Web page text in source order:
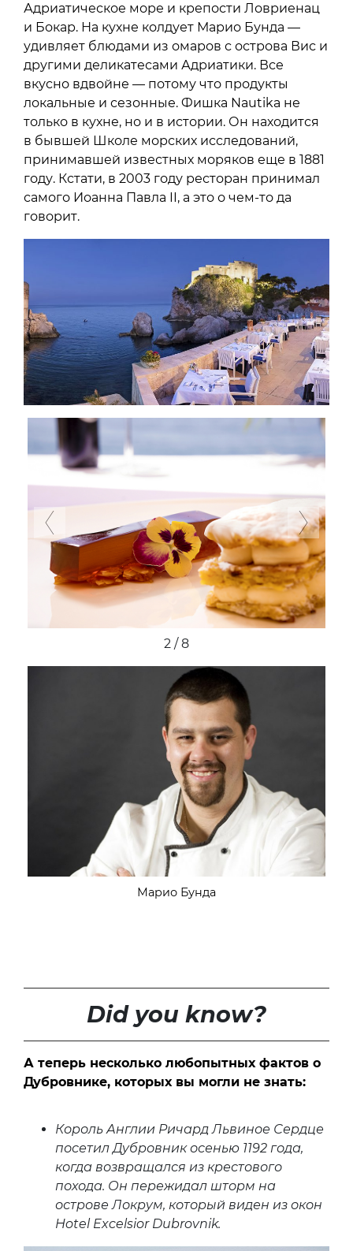
Адриатическое море и крепости Ловриенац
и Бокар. На кухне колдует Марио Бунда —
удивляет блюдами из омаров с острова Вис и
другими деликатесами Адриатики. Все
вкусно вдвойне — потому что продукты
локальные и сезонные. Фишка Nautika не
только в кухне, но и в истории. Он находится
в бывшей Школе морских исследований,
принимавшей известных моряков еще в 1881
году. Кстати, в 2003 году ресторан принимал
самого Иоанна Павла II, а это о чем-то да
говорит.
Марио Бунда
Next
2 / 8
Did you know?
А теперь несколько любопытных фактов о
Дубровнике, которых вы могли не знать:
Король Англии Ричард Львиное Сердце
посетил Дубровник осенью 1192 года,
когда возвращался из крестового
похода. Он пережидал шторм на
острове Локрум, который виден из окон
Hotel Excelsior Dubrovnik.